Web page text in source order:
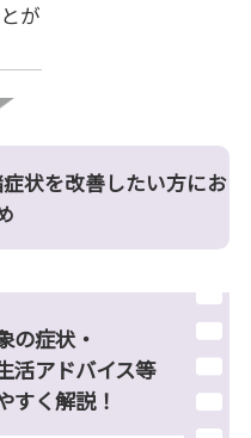
が
状を改善したい方にお
の症状・
活アドバイス等
すく解説！